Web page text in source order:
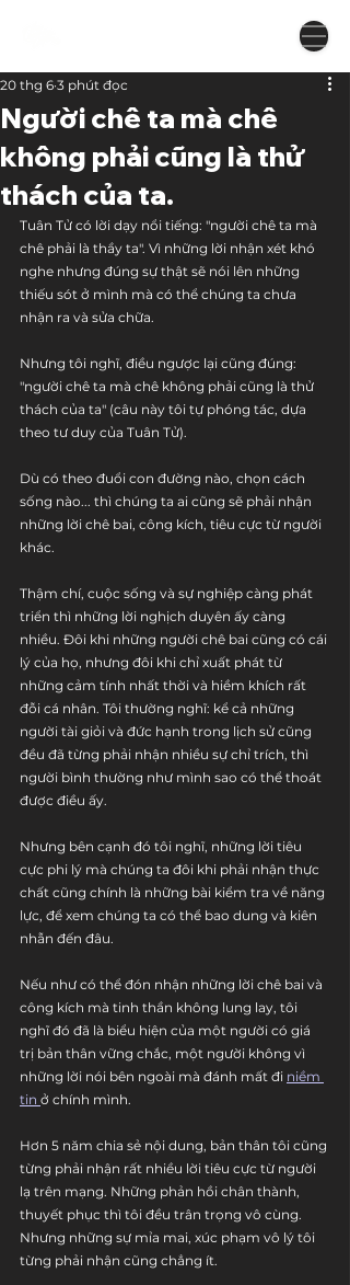
Người chê ta mà chê
không phải cũng là thử
thách của ta.
20 thg 6 3 phút đọc
Tuân Tử có lời dạy nổi tiếng: "người chê ta mà
chê phải là thầy ta". Vì những lời nhận xét khó
nghe nhưng đúng sự thật sẽ nói lên những
thiếu sót ở mình mà có thể chúng ta chưa
nhận ra và sửa chữa.
Nhưng tôi nghĩ, điều ngược lại cũng đúng:
"người chê ta mà chê không phải cũng là thử
thách của ta" (câu này tôi tự phóng tác, dựa
theo tư duy của Tuân Tử).
Dù có theo đuổi con đường nào, chọn cách
sống nào... thì chúng ta ai cũng sẽ phải nhận
những lời chê bai, công kích, tiêu cực từ người
khác.
Thậm chí, cuộc sống và sự nghiệp càng phát
triển thì những lời nghịch duyên ấy càng
nhiều. Đôi khi những người chê bai cũng có cái
lý của họ, nhưng đôi khi chỉ xuất phát từ
những cảm tính nhất thời và hiềm khích rất
đỗi cá nhân. Tôi thường nghĩ: kể cả những
người tài giỏi và đức hạnh trong lịch sử cũng
đều đã từng phải nhận nhiều sự chỉ trích, thì
người bình thường như mình sao có thể thoát
được điều ấy.
Nhưng bên cạnh đó tôi nghĩ, những lời tiêu
cực phi lý mà chúng ta đôi khi phải nhận thực
chất cũng chính là những bài kiểm tra về năng
lực, để xem chúng ta có thể bao dung và kiên
nhẫn đến đâu.
Nếu như có thể đón nhận những lời chê bai và
công kích mà tinh thần không lung lay, tôi
nghĩ đó đã là biểu hiện của một người có giá
trị bản thân vững chắc, một người không vì
những lời nói bên ngoài mà đánh mất đi niềm
tin ở chính mình.
Hơn 5 năm chia sẻ nội dung, bản thân tôi cũng
từng phải nhận rất nhiều lời tiêu cực từ người
lạ trên mạng. Những phản hồi chân thành,
thuyết phục thì tôi đều trân trọng vô cùng.
Nhưng những sự mỉa mai, xúc phạm vô lý tôi
từng phải nhận cũng chẳng ít.